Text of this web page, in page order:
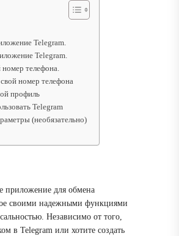
Telegram.
Telegram.
телефона.
номер телефона
профиль
Telegram
(необязательно)
приложение для обмена
своими надежными функциями
Независимо от того,
в Telegram или хотите создать